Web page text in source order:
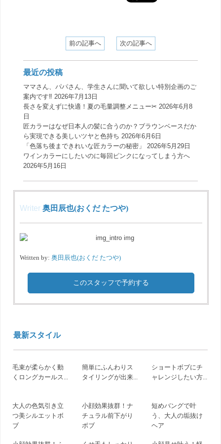
前の記事へ 次の記事へ
最近の投稿
ママさん、パパさん、学生さんに聞いて欲しい特別企画のご
案内です‼️ 2026年7月13日
長さを変えずに快適！夏の毛量調整メニュー✂︎ 2026年6月8
日
匠カラーはなぜ日本人の髪に合うのか？ブラウンベースだか
ら実現できる美しいツヤと色持ち 2026年6月6日
「色落ち後まできれいな匠カラーの秘密」
2026年5月29日
ワインカラーにしたいのに毎回ピンクになってしまう方へ
2026年5月16日
Writer奥田辰也(おくだ たつや)
Written by:奥田辰也(おくだ たつや)
このスタッフで予約する
最新スタイル
毛束が柔らかく動
くロングカールス...
簡単にふんわりス
タイリングが出来...
ショートボブにチ
ャレンジしたい方...
大人の色気引き立
つ美シルエットボ
ブ
小顔効果抜群！ナ
チュラル前下がり
ボブ
短めバングで叶
う、大人の垢抜け
ヘア